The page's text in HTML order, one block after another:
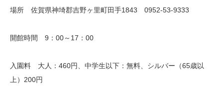
場所 佐賀県神埼郡吉野ヶ里町田手1843 0952-53-9333
開館時間 9：00～17：00
入園料 大人：460円、中学生以下：無料、シルバー（65歳以
上）200円